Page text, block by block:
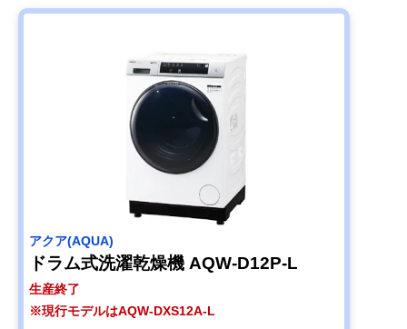
アクア(AQUA)
ドラム式洗濯乾燥機 AQW-D12P-L
生産終了
※現行モデルはAQW-DXS12A-L